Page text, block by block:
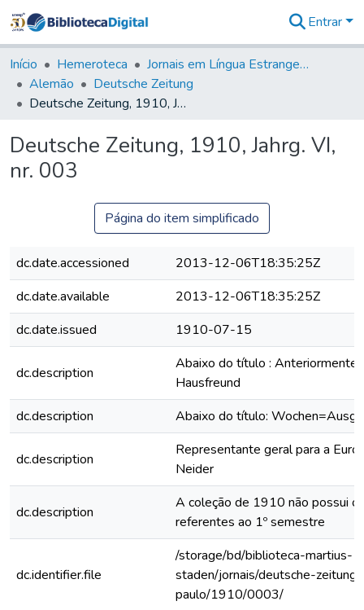
&
Coleções
Tudo na
Biblioteca
Estatísticas
Entrar
Início Hemeroteca
Jornais em Língua Estrangeira
Alemão
Deutsche Zeitung
Deutsche Zeitung, 1910, Jahrg. VI, nr. 003
Deutsche Zeitung, 1910, Jahrg. VI,
nr. 003
Página do item simplificado
dc.date.accessioned
2013-12-06T18:35:25Z
dc.date.available
2013-12-06T18:35:25Z
dc.date.issued
1910-07-15
dc.description
Abaixo do título : Anteriormente,
Hausfreund
dc.description
Abaixo do título:
dc.description
Representante geral para a
Neider
dc.description
A coleção de 1910 não possui
referentes ao 1º semestre
dc.identifier.file
/storage/bd/biblioteca-martius-
staden/jornais/deutsche-
paulo/1910/0003/